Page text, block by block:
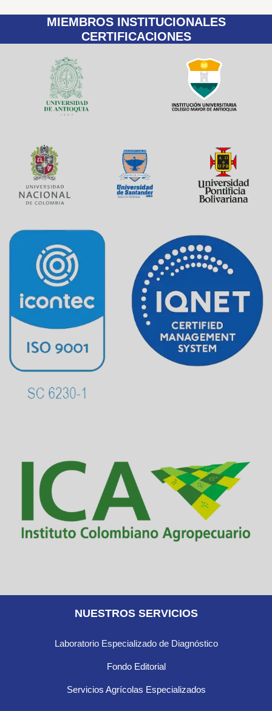
MIEMBROS INSTITUCIONALES
CERTIFICACIONES
NUESTROS SERVICIOS
Laboratorio Especializado de Diagnóstico
Fondo Editorial
Servicios Agrícolas Especializados